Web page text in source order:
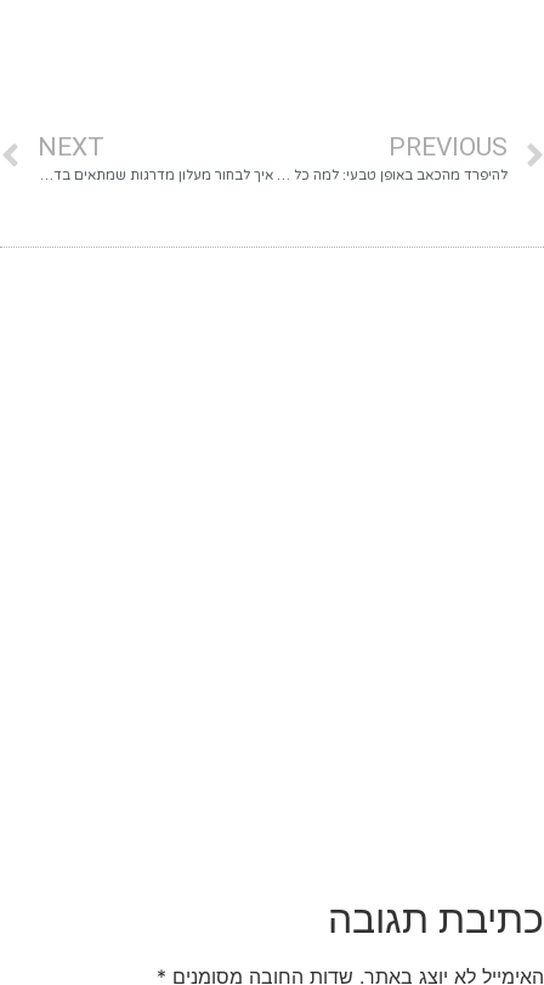
PREVIOUS
להיפרד מהכאב באופן טבעי: למה כל כך מדברים על דיקור יבש בהקלה על נקודות תפוסות?
NEXT
איך לבחור מעלון מדרגות שמתאים בדיוק לבית ולחיים שלכן?
תגובה
לא יוצג באתר. שדות החובה מסומנים *